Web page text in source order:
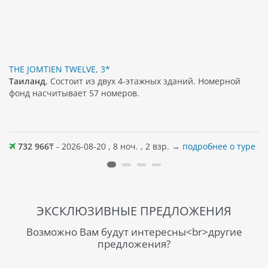
THE JOMTIEN TWELVE, 3*
Таиланд, Состоит из двух 4-этажных зданий. Номерной
фонд насчитывает 57 номеров.
732 966₸ - 2026-08-20 , 8 ноч. , 2 взр. → подробнее о туре
ЭКСКЛЮЗИВНЫЕ ПРЕДЛОЖЕНИЯ
Возможно Вам будут интересны<br>другие
предложения?